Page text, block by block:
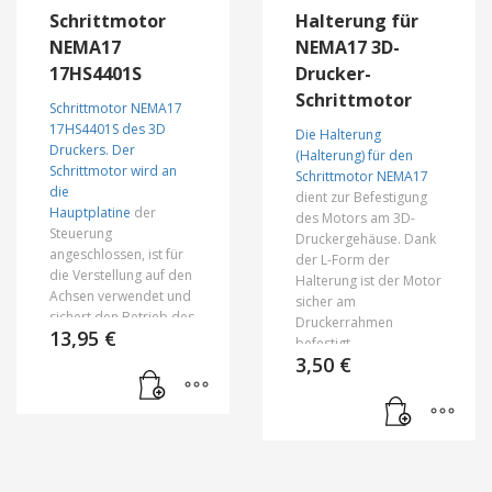
sind durch Dutzende
von Kunden im Betrieb
geprüft worden.
Dutzende von Kunden
im Betrieb geprüft
worden.
Schrittmotor
NEMA17
17HS4401S
Schrittmotor NEMA17
17HS4401S des 3D
Druckers. Der
Schrittmotor wird an
die
Hauptplatine der
Steuerung
angeschlossen, ist für
die Verstellung auf den
Achsen verwendet und
sichert den Betrieb des
Extruders. Der
Lieferumfang gehört,
ist lösbar und kann
13,95 €
Halterung für
NEMA17 3D-
Drucker-
Schrittmotor
Die Halterung
(Halterung) für den
Schrittmotor NEMA17
dient zur Befestigung
des Motors am 3D-
Druckergehäuse. Dank
der L-Form der
Halterung ist der Motor
sicher am
Druckerrahmen
befestigt.
3,50 €